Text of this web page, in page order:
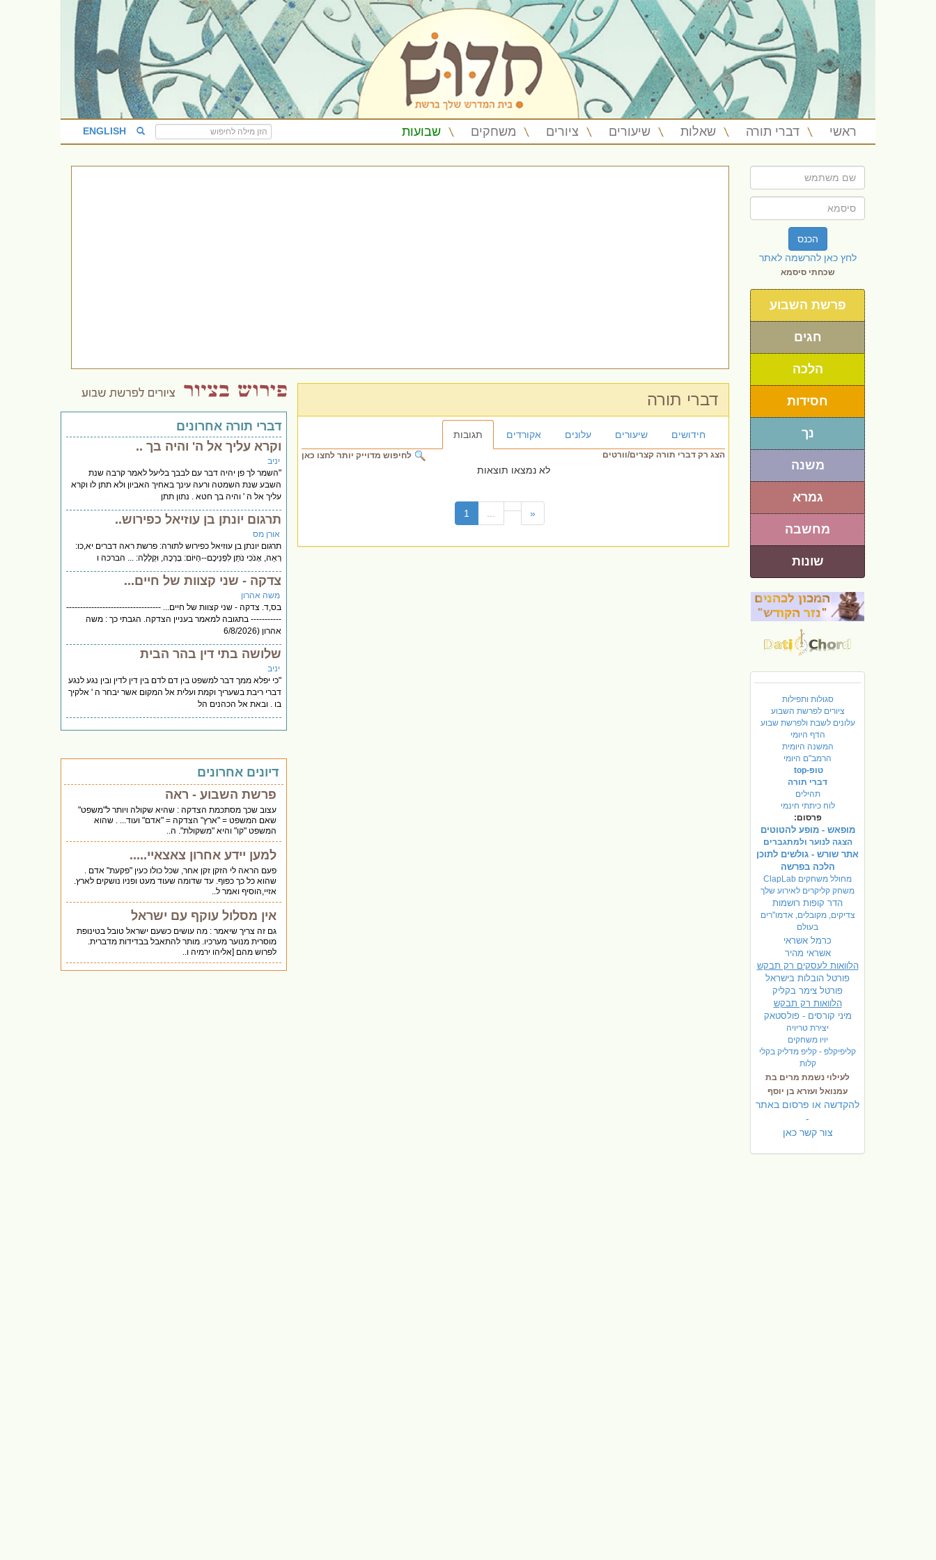
ראשי דברי תורה שאלות שיעורים ציורים משחקים שבועות ENGLISH
הכנס
לחץ כאן להרשמה לאתר
שכחתי סיסמא
פרשת השבוע
חגים
הלכה
חסידות
נך
משנה
גמרא
מחשבה
שונות
סגולות ותפילות
ציורים לפרשת השבוע
עלונים לשבת ולפרשת שבוע
הדף היומי
המשנה היומית
הרמב"ם היומי
טופ-top
דברי תורה
תהילים
לוח כיתתי חינמי
פרסום:
מופאש - מופע להטוטים
הצגה לנוער ולמתגברים
אתר שורש - גולשים לתוכן
הלכה בפרשה
מחולל משחקים ClapLab
משחק קליקרים לאירוע שלך
הדר קופות רושמות
צדיקים, מקובלים, אדמו"רים
בעולם
כרמל אשראי
אשראי מהיר
הלוואות לעסקים רק תבקש
פורטל הובלות בישראל
פורטל צימר בקליק
הלוואות רק תבקש
מיני קורסים - פולסטאק
יצירת טריויה
יויו משחקים
קליפיקלפ - קליפ מדליק בקלי
קלות
לעילוי נשמת מרים בת
עמנואל ועזרא בן יוסף
להקדשה או פרסום באתר
-
צור קשר כאן
דברי תורה
חידושים שיעורים עלונים אקורדים תגובות
לחיפוש מדוייק יותר לחצו כאן הצג רק דברי תורה קצרים/וורטים
לא נמצאו תוצאות
1 «
דברי תורה אחרונים
וקרא עליך אל ה' והיה בך ..
יניב
"השמר לך פן יהיה דבר עם לבבך בליעל לאמר קרבה שנת
השבע שנת השמטה ורעה עינך באחיך האביון ולא תתן לו וקרא
עליך אל ה ' והיה בך חטא . נתון תתן
תרגום יונתן בן עוזיאל כפירוש..
אורן מס
תרגום יונתן בן עוזיאל כפירוש לתורה: פרשת ראה דברים יא,כו:
רְאֵה, אָנֹכִי נֹתֵן לִפְנֵיכֶם--הַיּוֹם: בְּרָכָה, וּקְלָלָה: ... הברכה ו
צדקה - שני קצוות של חיים...
משה אהרון
בס,ד. צדקה - שני קצוות של חיים... ----------------------------------
----------- בתגובה למאמר בעניין הצדקה. הגבתי כך : משה
אהרון (6/8/2026
שלושה בתי דין בהר הבית
יניב
"כי יפלא ממך דבר למשפט בין דם לדם בין דין לדין ובין נגע לנגע
דברי ריבת בשעריך וקמת ועלית אל המקום אשר יבחר ה ' אלקיך
בו . ובאת אל הכהנים הל
דיונים אחרונים
פרשת השבוע - ראה
עצוב שכך מסתכמת הצדקה : שהיא שקולה ויותר ל"משפט"
שאם המשפט = "ארץ" הצדקה = "אדם" ועוד... . שהוא
המשפט "קו" והיא "משקולת". ה..
למען יידע אחרון צאצאיי.....
פעם הראה לי הזקן זקן אחר, שכל כולו כעין "פקעת" אדם .
שהוא כל כך כפוף. עד שדומה שעוד מעט ופניו נושקים לארץ.
אזיי,הוסיף ואמר ל..
אין מסלול עוקף עם ישראל
גם זה צריך שיאמר : מה עושים כשעם ישראל טובל בטינופת
מוסרית מנוער מערכיו. מותר להתאבל בבדידות מדברית.
לפרוש מהם [אליהו ירמיה ו..